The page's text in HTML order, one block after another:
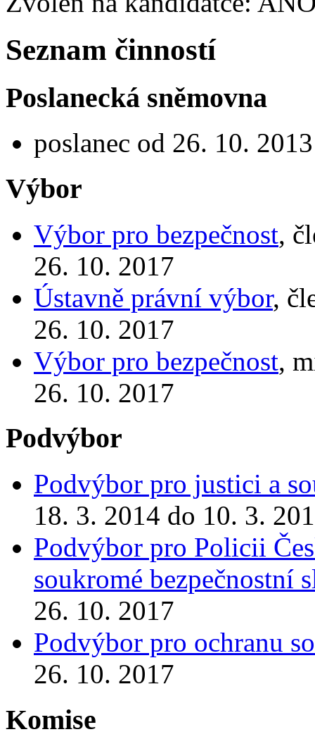
Seznam činností
Poslanecká sněmovna
poslanec od 26. 10.
Výbor
Výbor pro bezpečnost,
26. 10. 2017
Ústavně právní výbor,
26. 10. 2017
Výbor pro bezpečnost,
26. 10. 2017
Podvýbor
Podvýbor pro justici a
18. 3. 2014 do 10. 3.
Podvýbor pro Policii
soukromé bezpečnostní
26. 10. 2017
Podvýbor pro ochranu
26. 10. 2017
Komise